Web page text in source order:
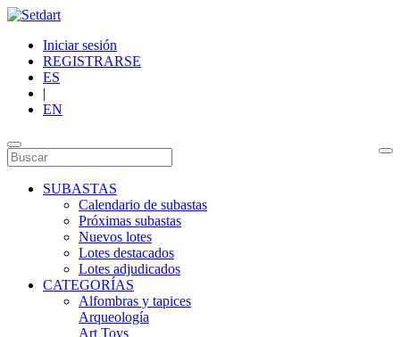
Iniciar sesión
REGISTRARSE
ES
|
EN
SUBASTAS
Calendario de subastas
Próximas subastas
Nuevos lotes
Lotes destacados
Lotes adjudicados
CATEGORÍAS
Alfombras y tapices
Arqueología
Art Toys